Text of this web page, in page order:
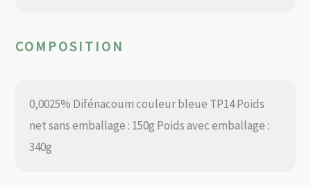
COMPOSITION
0,0025% Difénacoum couleur bleue TP14 Poids
net sans emballage : 150g Poids avec emballage :
340g